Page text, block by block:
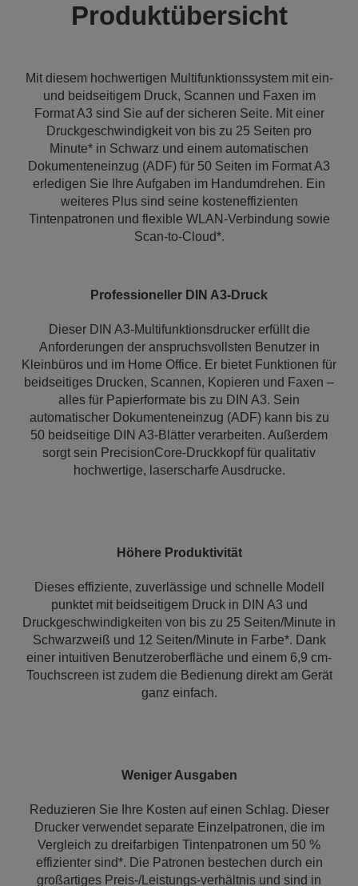
Produktübersicht
Mit diesem hochwertigen Multifunktionssystem mit ein-
und beidseitigem Druck, Scannen und Faxen im
Format A3 sind Sie auf der sicheren Seite. Mit einer
Druckgeschwindigkeit von bis zu 25 Seiten pro
Minute* in Schwarz und einem automatischen
Dokumenteneinzug (ADF) für 50 Seiten im Format A3
erledigen Sie Ihre Aufgaben im Handumdrehen. Ein
weiteres Plus sind seine kosteneffizienten
Tintenpatronen und flexible WLAN-Verbindung sowie
Scan-to-Cloud*.
Professioneller DIN A3-Druck
Dieser DIN A3-Multifunktionsdrucker erfüllt die
Anforderungen der anspruchsvollsten Benutzer in
Kleinbüros und im Home Office. Er bietet Funktionen für
beidseitiges Drucken, Scannen, Kopieren und Faxen –
alles für Papierformate bis zu DIN A3. Sein
automatischer Dokumenteneinzug (ADF) kann bis zu
50 beidseitige DIN A3-Blätter verarbeiten. Außerdem
sorgt sein PrecisionCore-Druckkopf für qualitativ
hochwertige, laserscharfe Ausdrucke.
Höhere Produktivität
Dieses effiziente, zuverlässige und schnelle Modell
punktet mit beidseitigem Druck in DIN A3 und
Druckgeschwindigkeiten von bis zu 25 Seiten/Minute in
Schwarzweiß und 12 Seiten/Minute in Farbe*. Dank
einer intuitiven Benutzeroberfläche und einem 6,9 cm-
Touchscreen ist zudem die Bedienung direkt am Gerät
ganz einfach.
Weniger Ausgaben
Reduzieren Sie Ihre Kosten auf einen Schlag. Dieser
Drucker verwendet separate Einzelpatronen, die im
Vergleich zu dreifarbigen Tintenpatronen um 50 %
effizienter sind*. Die Patronen bestechen durch ein
großartiges Preis-/Leistungs-verhältnis und sind in